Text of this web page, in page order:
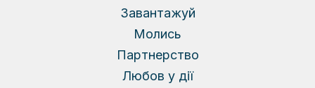
Завантажуй
Молись
Партнерство
Любов у дії